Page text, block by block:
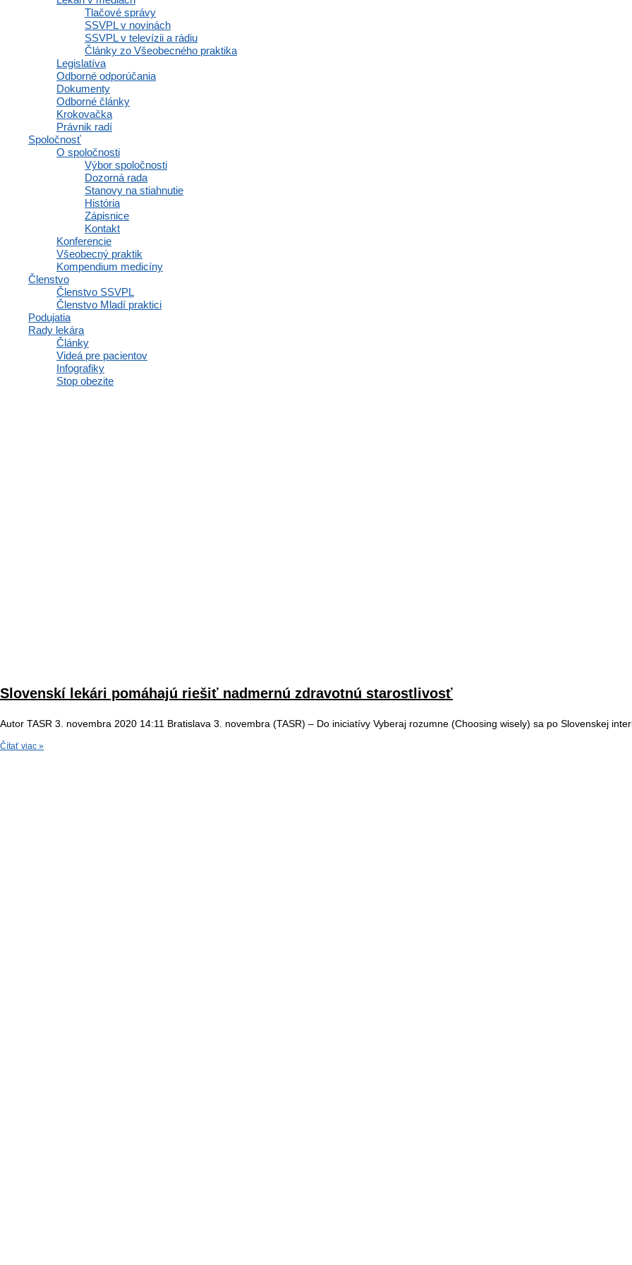
Tlačové správy
SSVPL v novinách
SSVPL v televízii a rádiu
Články zo Všeobecného praktika
Legislatíva
Odborné odporúčania
Dokumenty
Odborné články
Krokovačka
Právnik radí
Spoločnosť
O spoločnosti
Výbor spoločnosti
Dozorná rada
Stanovy na stiahnutie
História
Zápisnice
Kontakt
Konferencie
Všeobecný praktik
Kompendium medicíny
Členstvo
Členstvo SSVPL
Členstvo Mladí praktici
Podujatia
Rady lekára
Články
Videá pre pacientov
Infografiky
Stop obezite
Slovenskí lekári pomáhajú riešiť nadmernú zdravotnú starostlivosť
Autor TASR 3. novembra 2020 14:11 Bratislava 3. novembra (TASR) – Do iniciatívy Vyberaj rozumne (Choosing wisely) sa po Slovenskej
Čítať viac »